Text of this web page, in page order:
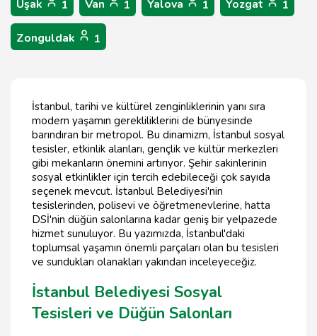
Uşak 1 Van 1 Yalova 1 Yozgat 1
Zonguldak 1
İstanbul, tarihi ve kültürel zenginliklerinin yanı sıra
modern yaşamın gerekliliklerini de bünyesinde
barındıran bir metropol. Bu dinamizm, İstanbul sosyal
tesisler, etkinlik alanları, gençlik ve kültür merkezleri
gibi mekanların önemini artırıyor. Şehir sakinlerinin
sosyal etkinlikler için tercih edebileceği çok sayıda
seçenek mevcut. İstanbul Belediyesi'nin
tesislerinden, polisevi ve öğretmenevlerine, hatta
DSİ'nin düğün salonlarına kadar geniş bir yelpazede
hizmet sunuluyor. Bu yazımızda, İstanbul'daki
toplumsal yaşamın önemli parçaları olan bu tesisleri
ve sundukları olanakları yakından inceleyeceğiz.
İstanbul Belediyesi Sosyal
Tesisleri ve Düğün Salonları